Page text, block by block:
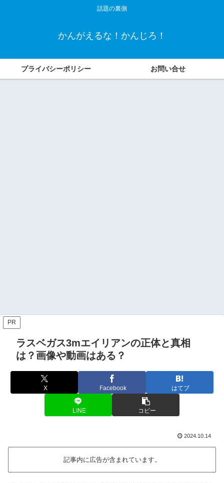
話題の裏側
かんがえるな！かんじろ！
プライバシーポリシー お問い合せ
PR
ラスベガス3mエイリアンの正体と真相
は？画像や動画はある？
X Facebook はてブ
LINE コピー
2024.10.14
記事内に広告が含まれています。